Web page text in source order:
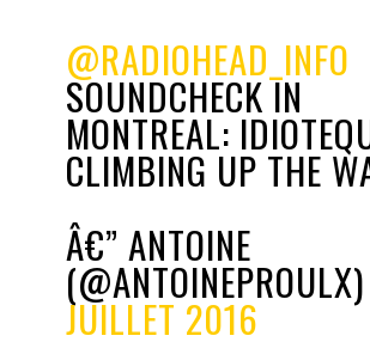
@RADIOHEAD_INFO
SOUNDCHECK IN
MONTREAL:
CLIMBING UP THE
Â€” ANTOINE
(@ANTOINEPROULX)
JUILLET 2016